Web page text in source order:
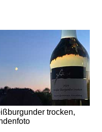
trocken,